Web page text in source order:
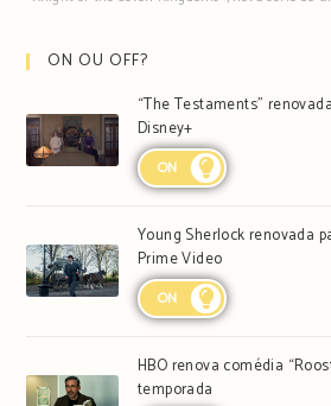
ON OU OFF?
“The Testaments”
Disney+
ON
Young Sherlock renovada
Prime Video
ON
HBO renova comédia
temporada